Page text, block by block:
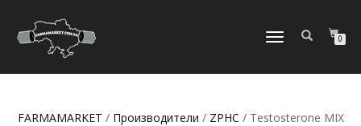
ПЕРЕКЛЮЧИТЬ
0
FARMAMARKET / Производители / ZPHC / Testosterone MIX